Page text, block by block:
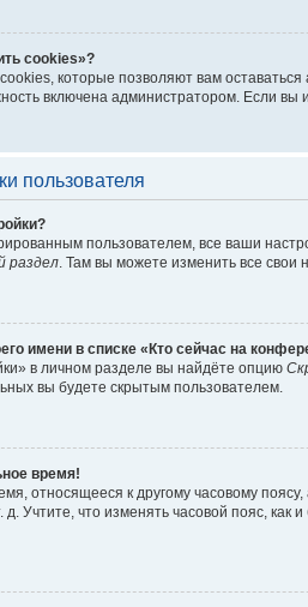
cookies»?
которые позволяют вам
включена администратором. Если
пользователя
пользователем, все ваши
раздел . Там вы можете изменить все свои
имени в списке «Кто сейчас на
в личном разделе вы найдёте опцию
вы будете скрытым пользователем.
время!
относящееся к другому часовому
д. Учтите, что изменять часовой пояс,